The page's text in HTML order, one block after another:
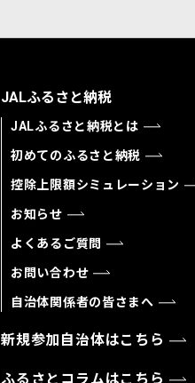
JALふるさと納税
JALふるさと納税とは
初めてのふるさと納税
控除上限額シミュレーション
お知らせ
よくあるご質問
お問い合わせ
自治体関係者の皆さまへ
新規参加自治体はこちら
ふるさとコラムはこちら